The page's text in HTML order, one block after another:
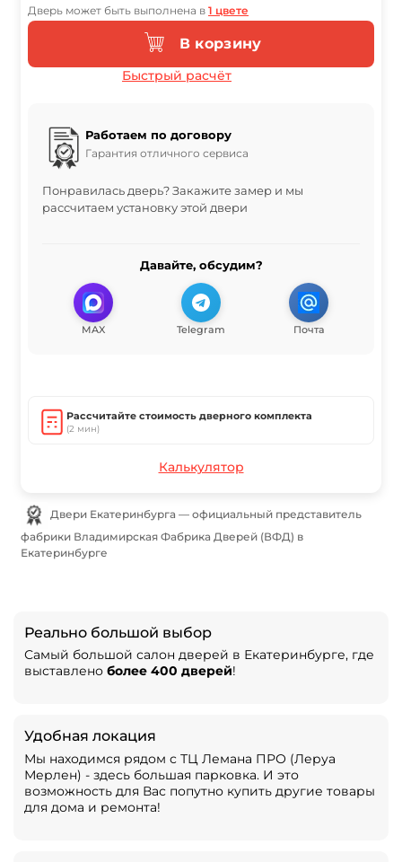
Дверь может быть выполнена в 1 цвете
В корзину
Быстрый расчёт
Работаем по договору
Гарантия отличного сервиса
Понравилась дверь? Закажите замер и мы
рассчитаем установку этой двери
Давайте, обсудим?
MAX Telegram Почта
Рассчитайте стоимость дверного комплекта
(2 мин)
Калькулятор
фабрики Владимирская Фабрика Дверей (ВФД) в
Екатеринбурге
Реально большой выбор
Самый большой салон дверей в Екатеринбурге, где
выставлено более 400 дверей!
Удобная локация
Мы находимся рядом с ТЦ Лемана ПРО (Леруа
Мерлен) - здесь большая парковка. И это
возможность для Вас попутно купить другие товары
для дома и ремонта!